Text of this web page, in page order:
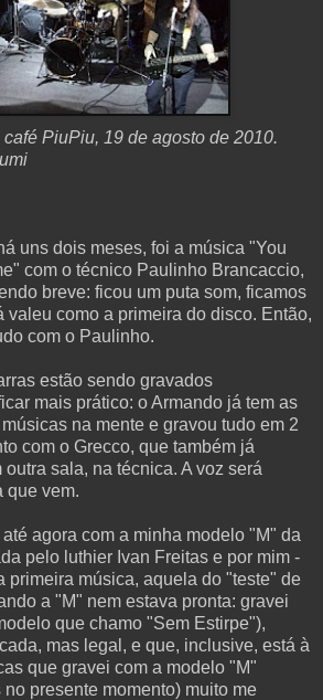
PiuPiu, 19 de agosto de 2010.
uns dois meses, foi a música "You
com o técnico Paulinho Brancaccio,
breve: ficou um puta som, ficamos
valeu como a primeira do disco. Então,
com o Paulinho.
estão sendo gravados
mais prático: o Armando já tem as
na mente e gravou tudo em 2
com o Grecco, que também já
sala, na técnica. A voz será
que vem.
agora com a minha modelo "M" da
pelo luthier Ivan Freitas e por mim -
primeira música, aquela do "teste" de
a "M" nem estava pronta: gravei
que chamo "Sem Estirpe"),
mas legal, e que, inclusive, está à
que gravei com a modelo "M"
presente momento) muito me